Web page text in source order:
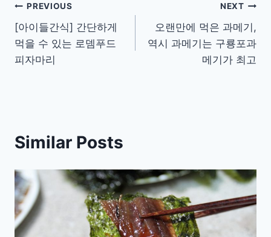
Post
navigation
PREVIOUS
[아이들간식] 간단하게
먹을 수 있는 로뎀푸드
피자마리
NEXT
오랜만에 먹은 과메기,
역시 과메기는 구룡포과
메기가 최고
Similar Posts